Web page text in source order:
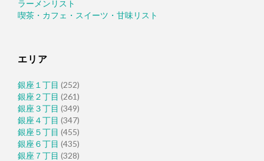
ラーメンリスト
喫茶・カフェ・スイーツ・甘味リスト
エリア
銀座１丁目 (252)
銀座２丁目 (261)
銀座３丁目 (349)
銀座４丁目 (347)
銀座５丁目 (455)
銀座６丁目 (435)
銀座７丁目 (328)